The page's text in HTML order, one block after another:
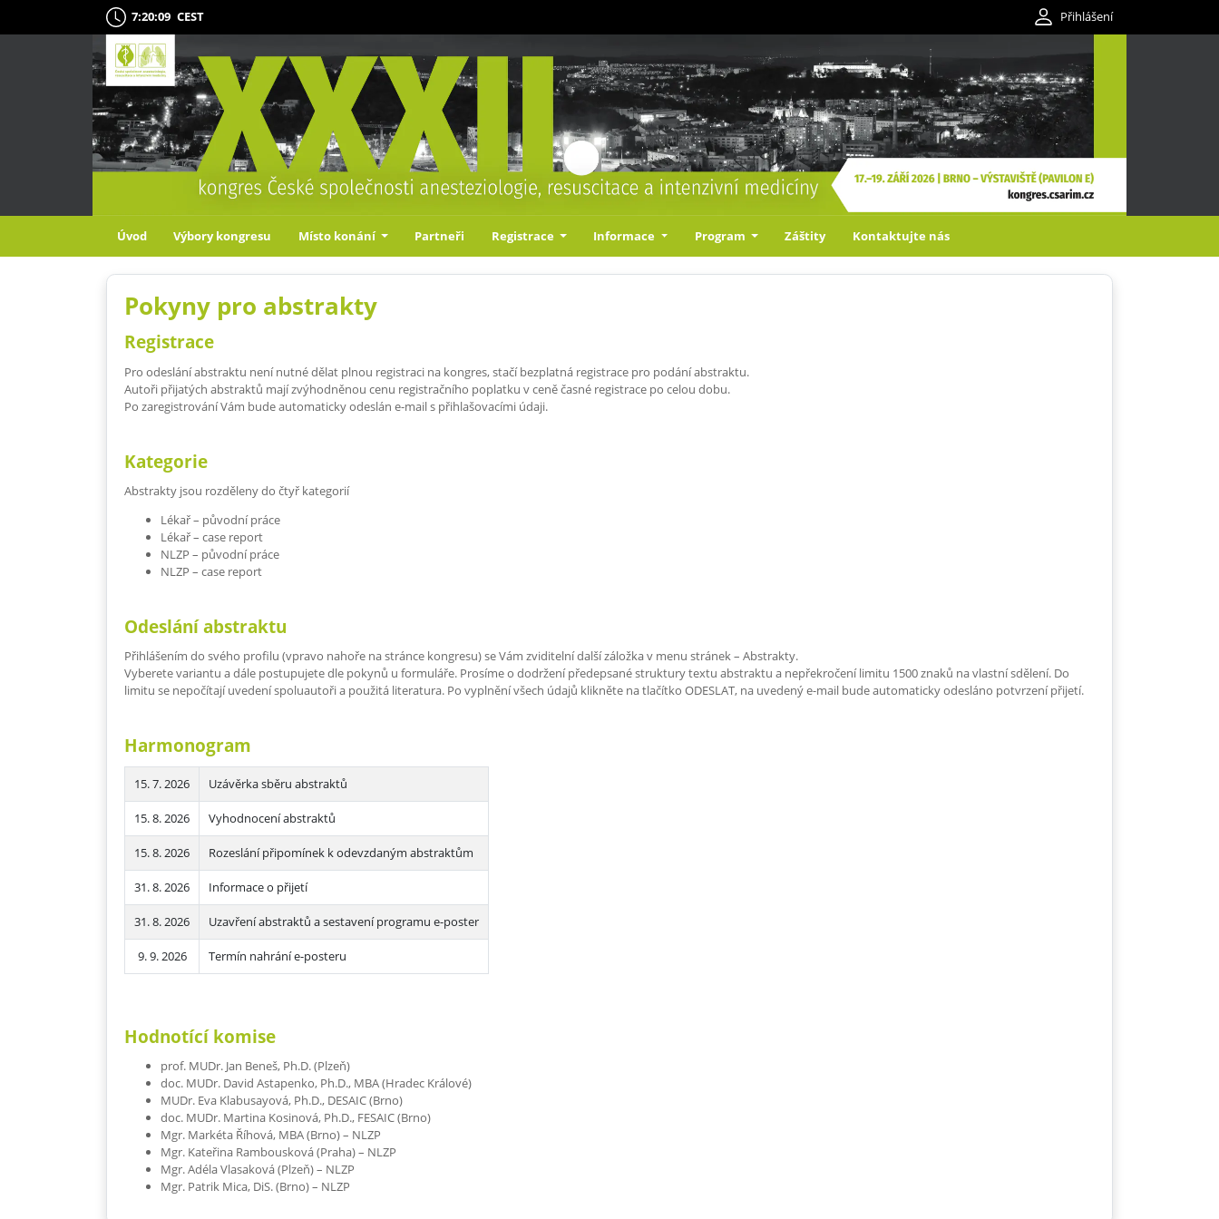
7:20:09 CEST Přihlášení
Úvod Výbory kongresu Místo konání Partneři Registrace Informace Program Záštity Kontaktujte nás
Pokyny pro abstrakty
Registrace
Pro odeslání abstraktu není nutné dělat plnou registraci na kongres, stačí bezplatná registrace pro podání abstraktu.
Autoři přijatých abstraktů mají zvýhodněnou cenu registračního poplatku v ceně časné registrace po celou dobu.
Po zaregistrování Vám bude automaticky odeslán e-mail s přihlašovacími údaji.
Kategorie
Abstrakty jsou rozděleny do čtyř kategorií
Lékař – původní práce
Lékař – case report
NLZP – původní práce
NLZP – case report
Odeslání abstraktu
Přihlášením do svého profilu (vpravo nahoře na stránce kongresu) se Vám zviditelní další záložka v menu stránek – Abstrakty.
Vyberete variantu a dále postupujete dle pokynů u formuláře. Prosíme o dodržení předepsané struktury textu abstraktu a nepřekročení limitu 1500 znaků na vlastní sdělení. Do
limitu se nepočítají uvedení spoluautoři a použitá literatura. Po vyplnění všech údajů klikněte na tlačítko ODESLAT, na uvedený e-mail bude automaticky odesláno potvrzení přijetí.
Harmonogram
15. 7. 2026 Uzávěrka sběru abstraktů
15. 8. 2026 Vyhodnocení abstraktů
15. 8. 2026 Rozeslání připomínek k odevzdaným abstraktům
31. 8. 2026 Informace o přijetí
31. 8. 2026 Uzavření abstraktů a sestavení programu e-poster
9. 9. 2026 Termín nahrání e-posteru
Hodnotící komise
prof. MUDr. Jan Beneš, Ph.D. (Plzeň)
doc. MUDr. David Astapenko, Ph.D., MBA (Hradec Králové)
MUDr. Eva Klabusayová, Ph.D., DESAIC (Brno)
doc. MUDr. Martina Kosinová, Ph.D., FESAIC (Brno)
Mgr. Markéta Říhová, MBA (Brno) – NLZP
Mgr. Kateřina Rambousková (Praha) – NLZP
Mgr. Adéla Vlasaková (Plzeň) – NLZP
Mgr. Patrik Mica, DiS. (Brno) – NLZP